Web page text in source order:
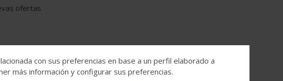
ofertas
en
con sus preferencias en base a un perfil elaborado a
más información y configurar sus preferencias.